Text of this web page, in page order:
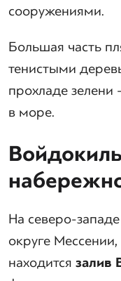
сооружениями.
Большая часть
тенистыми
прохладе зелени
в море.
На северо-
округе
находится залив